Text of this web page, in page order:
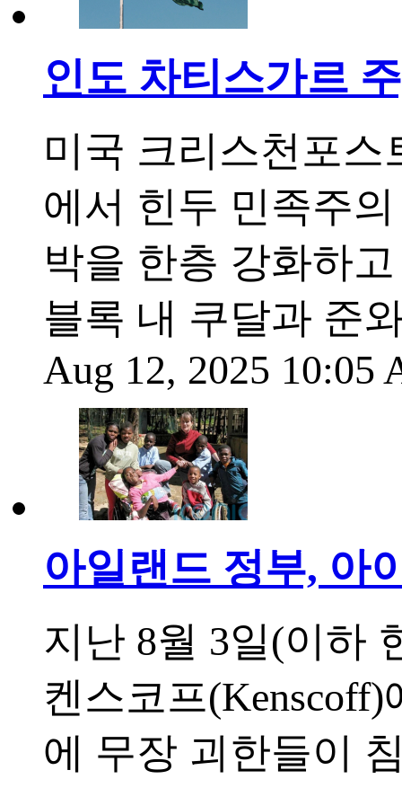
인도 차티스가르
미국 크리스천포스
에서 힌두 민족주
박을 한층 강화하
블록 내 쿠달과 준
Aug 12, 2025 10:05
아일랜드 정부, 아
지난 8월 3일(이하
켄스코프(Kenscoff)
에 무장 괴한들이